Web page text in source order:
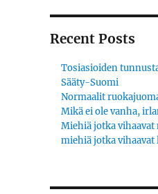
Recent Posts
Tosiasioiden
Sääty-Suomi
Normaalit
Mikä ei ole vanha,
Miehiä jotka vihaavat
miehiä jotka